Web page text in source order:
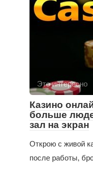
Это интересно
Казино
больше
зал на экран
Открою с живой
после работы,